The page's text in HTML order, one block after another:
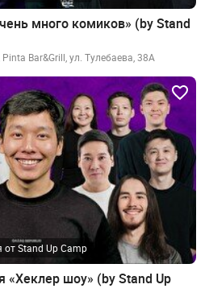
много комиков» (by Stand
Bar&Grill, ул. Тулебаева, 38А
Stand Up Camp
«Хеклер шоу» (by Stand Up